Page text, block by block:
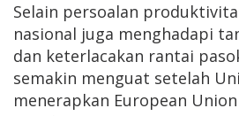
Selain persoalan
nasional juga menghadapi
dan keterlacakan rantai
semakin menguat setelah
menerapkan European